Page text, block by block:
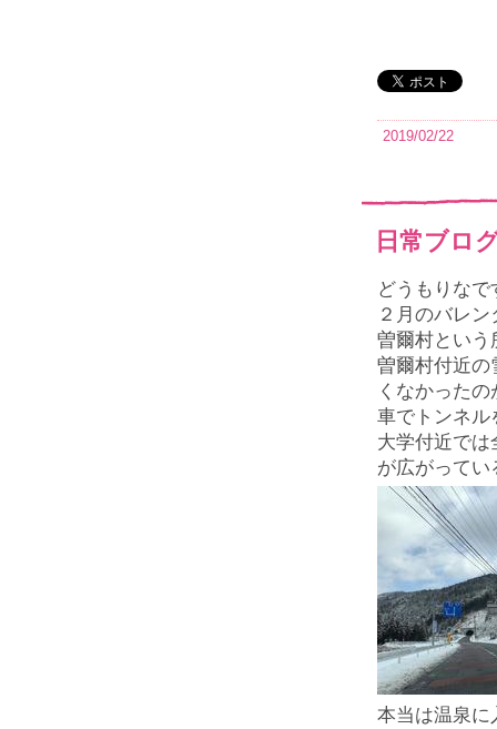
2019/02/22
日常ブロ
どうもりなで
２月のバレ
曽爾村という
曽爾村付近の
くなかったの
車でトンネル
大学付近で
が広がって
本当は温泉に